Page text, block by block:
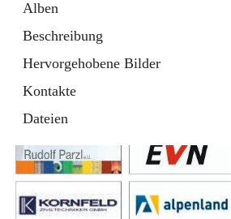
Alben
Beschreibung
Hervorgehobene Bilder
Kontakte
Dateien